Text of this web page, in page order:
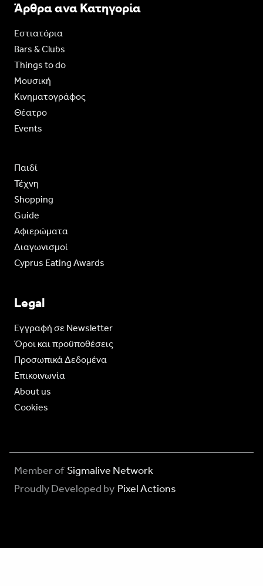
Άρθρα ανα Κατηγορία
Εστιατόρια
Bars & Clubs
Things to do
Moυσική
Κινηματογράφος
Θέατρο
Events
Παιδί
Τέχνη
Shopping
Guide
Aφιερώματα
Διαγωνισμοί
Cyprus Eating Awards
Legal
Eγγραφή σε Newsletter
Όροι και προϋποθέσεις
Προσωπικά Δεδομένα
Επικοινωνία
About us
Cookies
Member of Sigmalive Network
Proudly Developed by Pixel Actions